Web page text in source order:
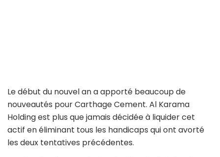
Holding est plus que jamais décidée à liquider cet
actif en éliminant tous les handicaps qui ont avorté
les deux tentatives précédentes.
L’opération de recapitalisation, lancée le 17 janvier et
qui va se poursuivre jusqu’à fin février, vise à convertir